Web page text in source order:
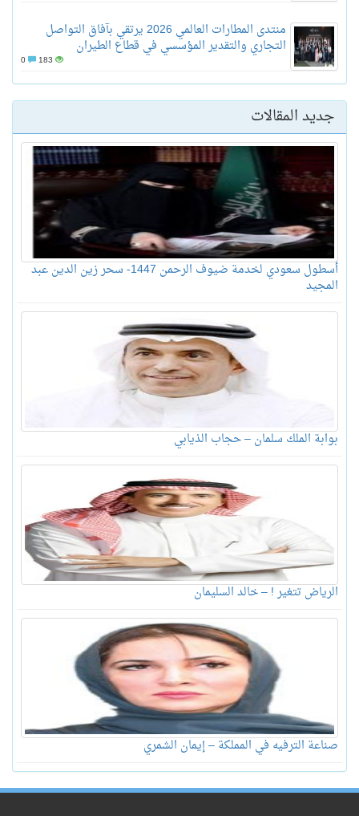
منتدى المطارات العالمي 2026 يرتقي بآفاق التواصل
التجاري والتقدير المؤسسي في قطاع الطيران
183
جديد المقالات
أسطول سعودي لخدمة ضيوف الرحمن 1447- سحر زين الدين عبد
المجيد
بوابة الملك سلمان – حجاب الذيابي
الرياض تتغير ! – خالد السليمان
صناعة الترفيه في المملكة – إيمان الشمري